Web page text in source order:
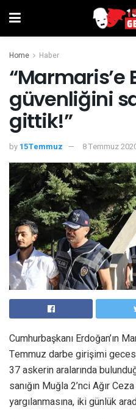
Home Haber
“Marmaris’e
güvenliğini
gittik!”
by 15Temmuz 8 Temmuz
Cumhurbaşkanı Erdoğan’ın
Temmuz darbe girişimi
37 askerin aralarında
sanığın Muğla 2’nci Ağır
yargılanmasına, iki günlük